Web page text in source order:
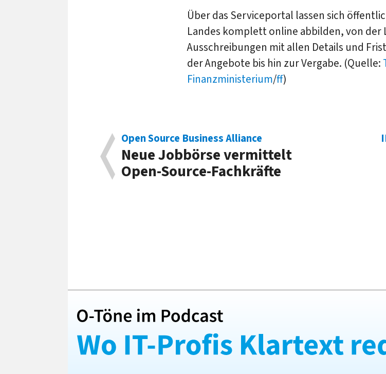
Über das Serviceportal lassen sich
Landes komplett online abbilden, von der
Ausschreibungen mit allen Details und
der Angebote bis hin zur Vergabe. (Quelle:
Finanzministerium/ff)
Open Source Business Alliance
Neue Jobbörse vermittelt
Open-Source-Fachkräfte